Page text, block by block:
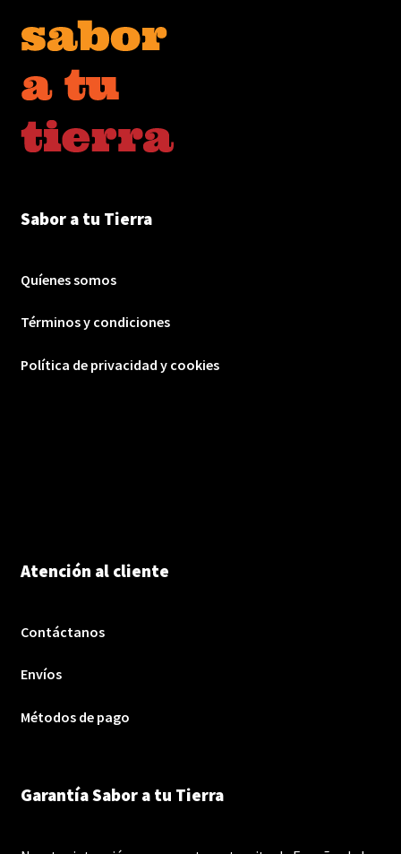
Sabor a tu Tierra
Quíenes somos
Términos y condiciones
Política de privacidad y cookies
Atención al cliente
Contáctanos
Envíos
Métodos de pago
Garantía Sabor a tu Tierra